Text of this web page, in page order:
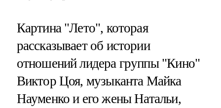
Картина "Лето", которая
рассказывает об истории
отношений лидера группы "Кино"
Виктор Цоя, музыканта Майка
Науменко и его жены Натальи,